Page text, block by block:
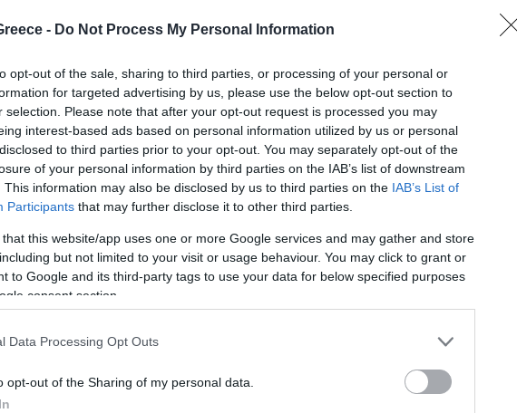
- Do Not Process My Personal Information
opt-out of the sale, sharing to third parties, or processing of your personal or
for targeted advertising by us, please use the below opt-out section to
selection. Please note that after your opt-out request is processed you may
interest-based ads based on personal information utilized by us or personal
to third parties prior to your opt-out. You may separately opt-out of the
of your personal information by third parties on the IAB’s list of downstream
This information may also be disclosed by us to third parties on the IAB’s List of
Participants that may further disclose it to other third parties.
that this website/app uses one or more Google services and may gather and store
but not limited to your visit or usage behaviour. You may click to grant or
to Google and its third-party tags to use your data for below specified purposes
consent section.
Data Processing Opt Outs
opt-out of the Sharing of my personal data.
πίστας του Ιντερλάγος. Νικητής
αφεντικό στην
τον αγώνα αλλά είχε μια
την 15η pole position της
η Ferrari 53